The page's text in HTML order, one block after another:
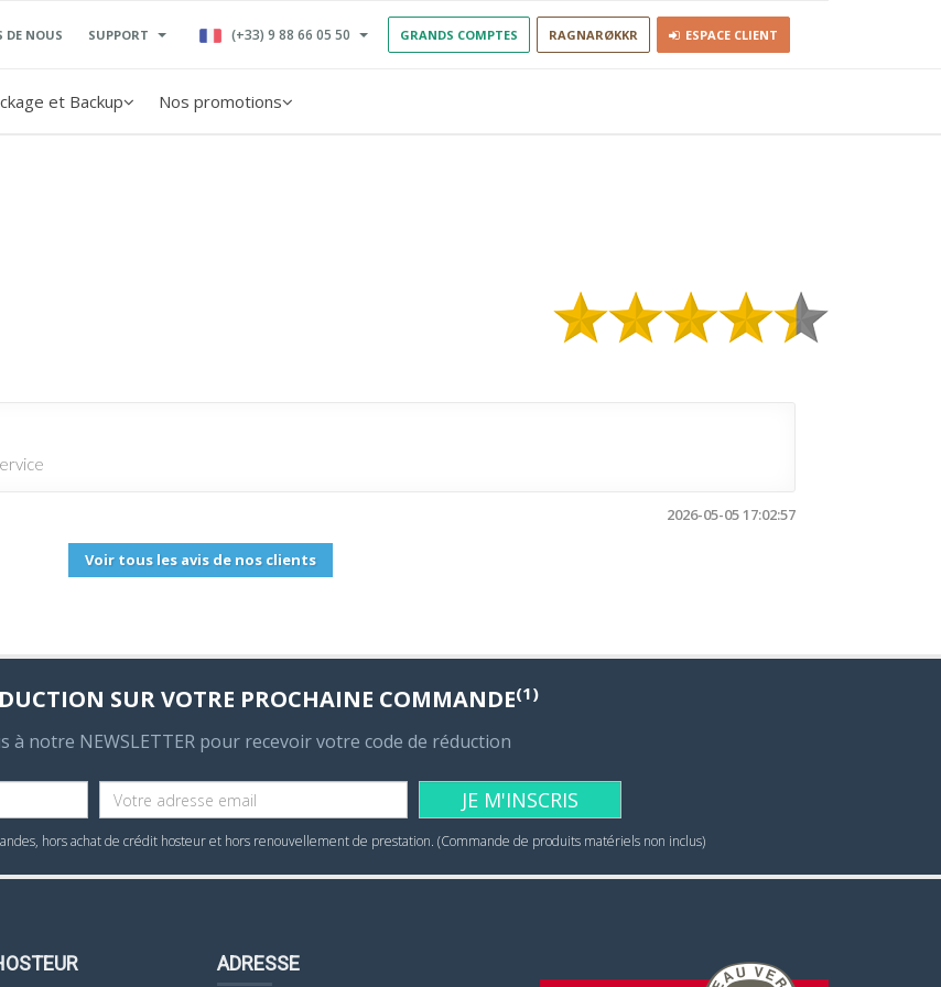
DE NOUS SUPPORT (+33) 9 88 66 05 50 GRANDS COMPTES RAGNARØKKR ESPACE CLIENT
et Backup Nos promotions
2026-05-05 17:02:57
Voir tous les avis de nos clients
SUR VOTRE PROCHAINE COMMANDE(1)
à notre NEWSLETTER pour recevoir votre code de réduction
JE M'INSCRIS
hors achat de crédit hosteur et hors renouvellement de prestation. (Commande de produits matériels non inclus)
ADRESSE